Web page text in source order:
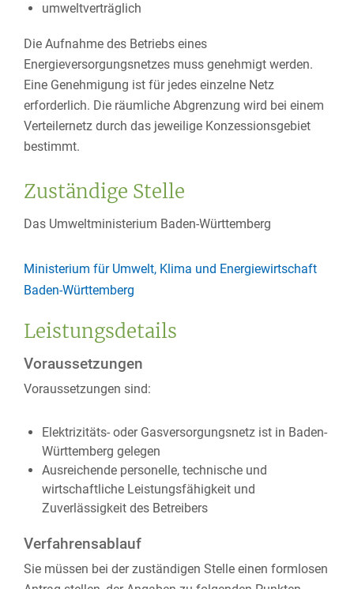
umweltverträglich
Die Aufnahme des Betriebs eines
Energieversorgungsnetzes muss genehmigt werden.
Eine Genehmigung ist für jedes einzelne Netz
erforderlich. Die räumliche Abgrenzung wird bei einem
Verteilernetz durch das jeweilige Konzessionsgebiet
bestimmt.
Zuständige Stelle
Das Umweltministerium Baden-Württemberg
Ministerium für Umwelt, Klima und Energiewirtschaft
Baden-Württemberg
Leistungsdetails
Voraussetzungen
Voraussetzungen sind:
Elektrizitäts- oder Gasversorgungsnetz ist in Baden-
Württemberg gelegen
Ausreichende personelle, technische und
wirtschaftliche Leistungsfähigkeit und
Zuverlässigkeit des Betreibers
Verfahrensablauf
Sie müssen bei der zuständigen Stelle einen formlosen